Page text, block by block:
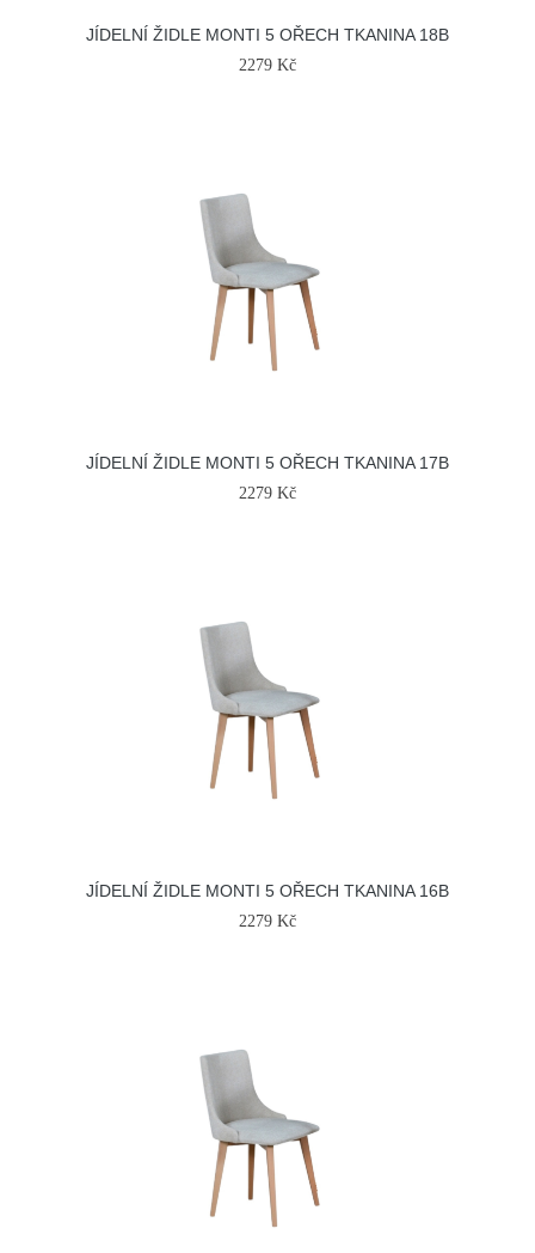
JÍDELNÍ ŽIDLE MONTI 5 OŘECH TKANINA 18B
2279 Kč
JÍDELNÍ ŽIDLE MONTI 5 OŘECH TKANINA 17B
2279 Kč
JÍDELNÍ ŽIDLE MONTI 5 OŘECH TKANINA 16B
2279 Kč